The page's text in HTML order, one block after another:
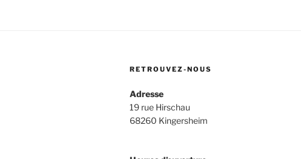
RETROUVEZ-NOUS
Adresse
19 rue Hirschau
68260 Kingersheim